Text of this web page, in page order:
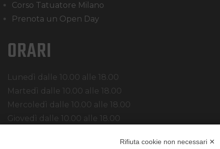
Corso Tatuatore Milano
Prenota un Open Day
ORARI
Lunedì dalle 10.00 alle 18.00
Martedì dalle 10.00 alle 18.00
Mercoledì dalle 10.00 alle 18.00
Giovedì dalle 10.00 alle 18.00
Rifiuta cookie non necessari ✕